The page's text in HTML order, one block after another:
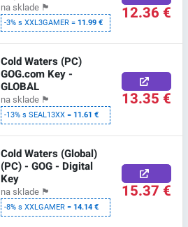
na sklade 🏴
-3% s XXL3GAMER =11.99 € 12.36 €
Cold Waters (PC)
GOG.com Key -
GLOBAL
na sklade 🏴
-13% s SEAL13XX =11.61 €
13.35 €
Cold Waters (Global)
(PC) - GOG - Digital
Key
na sklade 🏴
-8% s XXLGAMER =14.14 €
15.37 €